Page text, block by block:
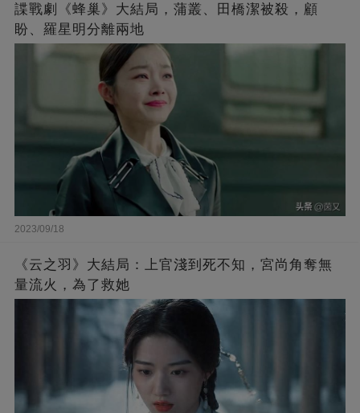
諜戰劇《蜂巢》大結局，蒲叢、田橋潔被殺，顧
盼、羅星明分離兩地
2023/09/18
《云之羽》大結局：上官淺到死不知，宮尚角奪無
量流火，為了救她